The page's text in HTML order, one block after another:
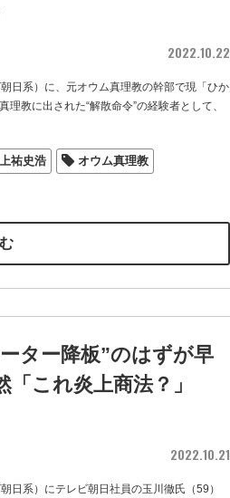
2022.10.22
日系）に、元オウム真理教の幹部で現「ひか
教に出された“解散命令”の経験者として、
上祐史浩 オウム真理教
ター降板”のはずが早
これ炎上商法？」
2022.10.21
日系）にテレビ朝日社員の玉川徹氏（59）